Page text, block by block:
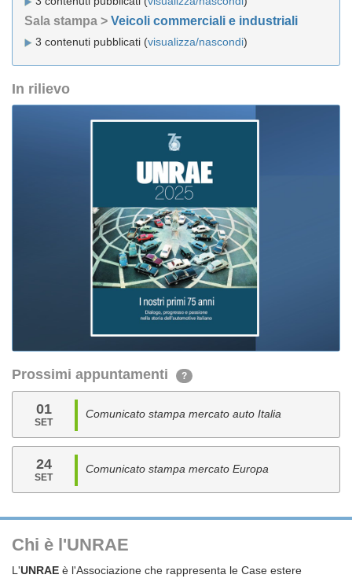
Sala stampa > Veicoli commerciali e industriali
3 contenuti pubblicati (visualizza/nascondi)
In rilievo
Prossimi appuntamenti ?
01
SET
Comunicato stampa mercato auto Italia
24
SET
Comunicato stampa mercato Europa
Chi è l'UNRAE
L'UNRAE è l'Associazione che rappresenta le Case estere